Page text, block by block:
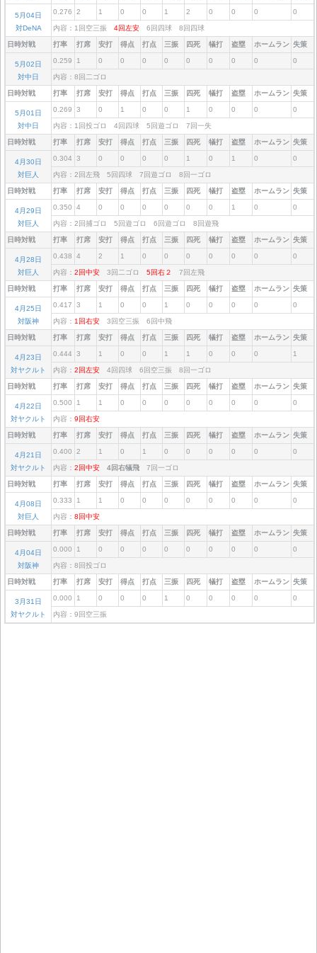
5月04日
対DeNA
0.276 2 1 0 0 1 2 0 0 0 0
内容：1回空三振 4回左安 6回四球 8回四球
日時対戦 打率 打席 安打 得点 打点 三振 四死 犠打 盗塁 ホームラン 失策
5月02日
対中日
0.259 1 0 0 0 0 0 0 0 0 0
内容：8回二ゴロ
日時対戦 打率 打席 安打 得点 打点 三振 四死 犠打 盗塁 ホームラン 失策
5月01日
対中日
0.269 3 0 1 0 0 1 0 0 0 0
内容：1回投ゴロ 4回四球 5回遊ゴロ 7回一失
日時対戦 打率 打席 安打 得点 打点 三振 四死 犠打 盗塁 ホームラン 失策
4月30日
対巨人
0.304 3 0 0 0 0 1 0 1 0 0
内容：2回左飛 5回四球 7回遊ゴロ 8回一ゴロ
日時対戦 打率 打席 安打 得点 打点 三振 四死 犠打 盗塁 ホームラン 失策
4月29日
対巨人
0.350 4 0 0 0 0 0 0 1 0 0
内容：2回捕ゴロ 5回遊ゴロ 6回遊ゴロ 8回遊飛
日時対戦 打率 打席 安打 得点 打点 三振 四死 犠打 盗塁 ホームラン 失策
4月28日
対巨人
0.438 4 2 1 0 0 0 0 0 0 0
内容： 2回中安 3回二ゴロ 5回右２ 7回左飛
日時対戦 打率 打席 安打 得点 打点 三振 四死 犠打 盗塁 ホームラン 失策
4月25日
対阪神
0.417 3 1 0 0 1 0 0 0 0 0
内容： 1回右安 3回空三振 6回中飛
日時対戦 打率 打席 安打 得点 打点 三振 四死 犠打 盗塁 ホームラン 失策
4月23日
対ヤクルト
0.444 3 1 0 0 1 1 0 0 0 1
内容： 2回左安 4回四球 6回空三振 8回一ゴロ
日時対戦 打率 打席 安打 得点 打点 三振 四死 犠打 盗塁 ホームラン 失策
4月22日
対ヤクルト
0.500 1 1 0 0 0 0 0 0 0 0
内容： 9回右安
日時対戦 打率 打席 安打 得点 打点 三振 四死 犠打 盗塁 ホームラン 失策
4月21日
対ヤクルト
0.400 2 1 0 1 0 0 0 0 0 0
内容： 2回中安 4回右犠飛 7回一ゴロ
日時対戦 打率 打席 安打 得点 打点 三振 四死 犠打 盗塁 ホームラン 失策
4月08日
対巨人
0.333 1 1 0 0 0 0 0 0 0 0
内容： 8回中安
日時対戦 打率 打席 安打 得点 打点 三振 四死 犠打 盗塁 ホームラン 失策
4月04日
対阪神
0.000 1 0 0 0 0 0 0 0 0 0
内容：8回投ゴロ
日時対戦 打率 打席 安打 得点 打点 三振 四死 犠打 盗塁 ホームラン 失策
3月31日
対ヤクルト
0.000 1 0 0 0 1 0 0 0 0 0
内容：9回空三振